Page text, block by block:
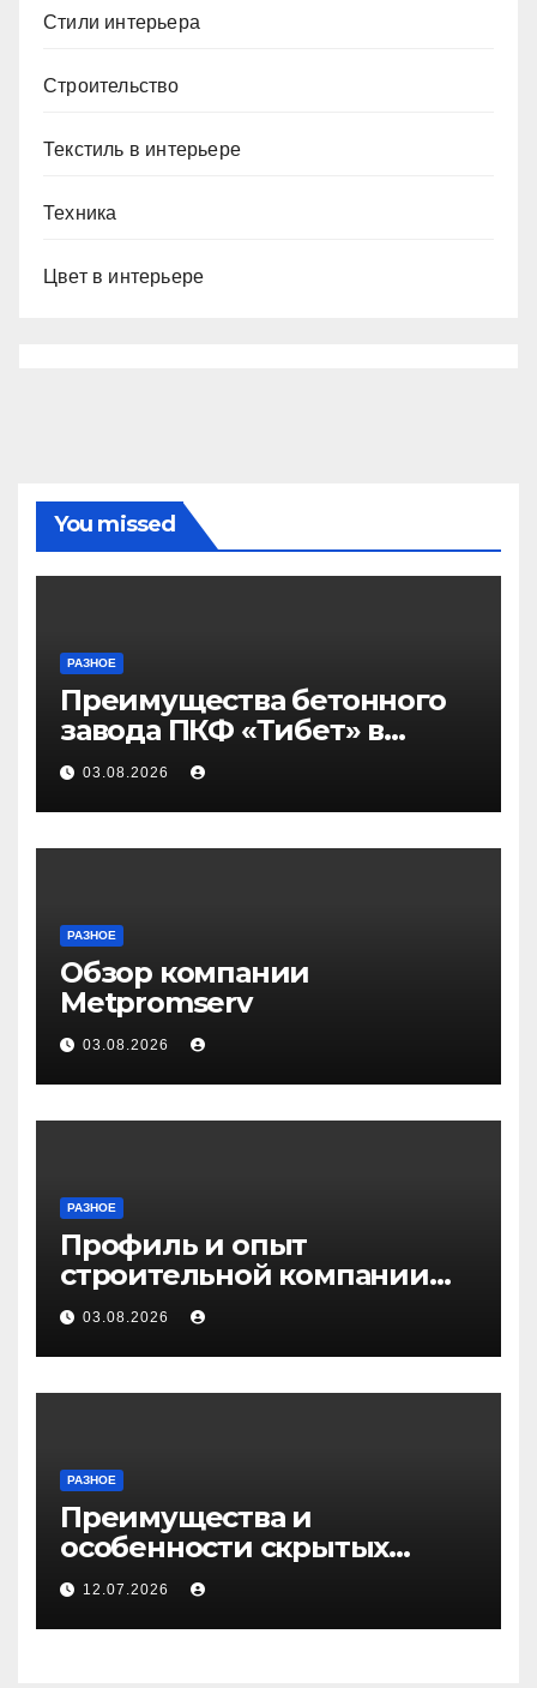
Стили интерьера
Строительство
Текстиль в интерьере
Техника
Цвет в интерьере
You missed
РАЗНОЕ
Преимущества бетонного
завода ПКФ «Тибет» в
Волгограде и Волжском
03.08.2026
РАЗНОЕ
Обзор компании
Metpromserv
03.08.2026
РАЗНОЕ
Профиль и опыт
строительной компании
Медичи
03.08.2026
РАЗНОЕ
Преимущества и
особенности скрытых
дверей
12.07.2026